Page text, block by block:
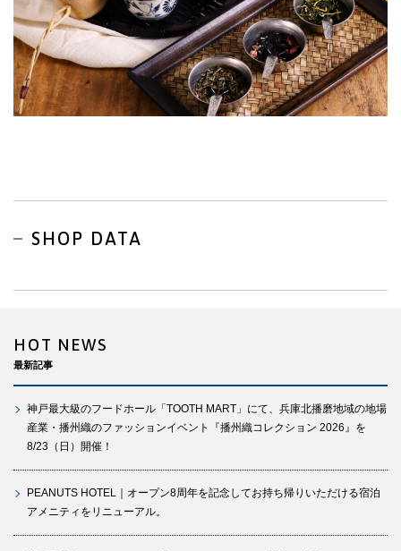
SHOP DATA
HOT NEWS
最新記事
神戸最大級のフードホール「TOOTH MART」にて、兵庫北播磨地域の地場
産業・播州織のファッションイベント『播州織コレクション 2026』を
8/23（日）開催！
PEANUTS HOTEL｜オープン8周年を記念してお持ち帰りいただける宿泊
アメニティをリニューアル。